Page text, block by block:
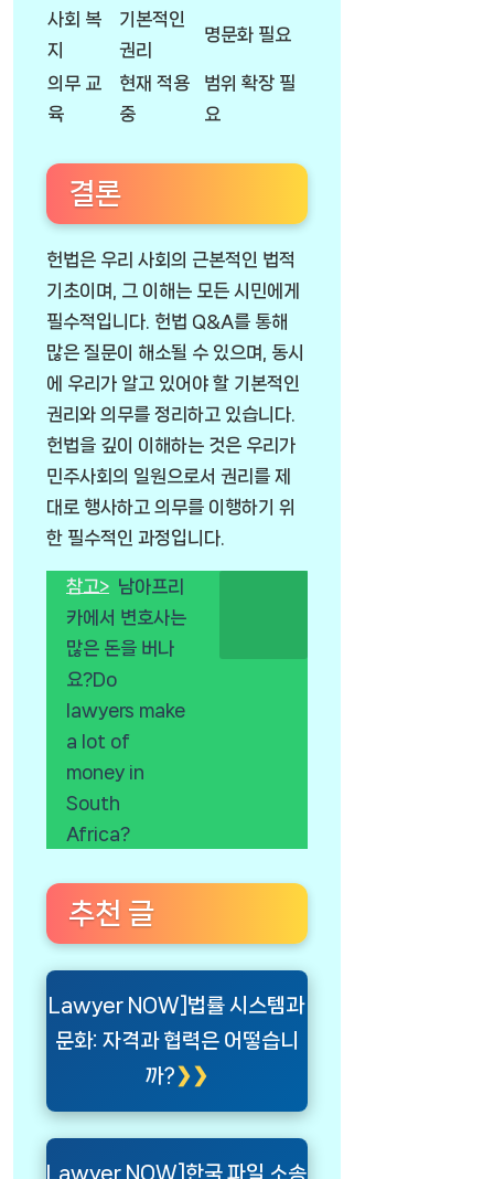
사회 복
지
기본적인
권리
명문화 필요
의무 교
육
현재 적용
중
범위 확장 필
요
결론
헌법은 우리 사회의 근본적인 법적
기초이며, 그 이해는 모든 시민에게
필수적입니다. 헌법 Q&A를 통해
많은 질문이 해소될 수 있으며, 동시
에 우리가 알고 있어야 할 기본적인
권리와 의무를 정리하고 있습니다.
헌법을 깊이 이해하는 것은 우리가
민주사회의 일원으로서 권리를 제
대로 행사하고 의무를 이행하기 위
한 필수적인 과정입니다.
참고> 남아프리
카에서 변호사는
많은 돈을 버나
요?Do
lawyers make
a lot of
money in
South
Africa?
추천 글
Lawyer NOW]법률 시스템과
문화: 자격과 협력은 어떻습니
까?
Lawyer NOW]한국 파일 소송